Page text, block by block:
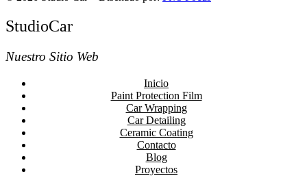
StudioCar
Nuestro Sitio Web
Inicio
Paint Protection Film
Car Wrapping
Car Detailing
Ceramic Coating
Contacto
Blog
Proyectos